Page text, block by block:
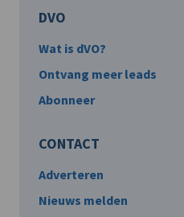
DVO
Wat is dVO?
Ontvang meer leads
Abonneer
CONTACT
Adverteren
Nieuws melden